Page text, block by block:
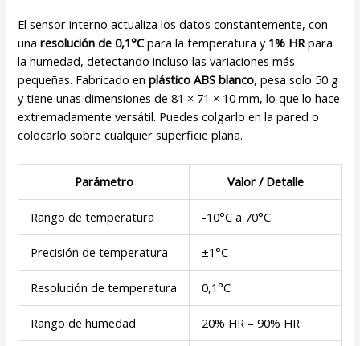
El sensor interno actualiza los datos constantemente, con
unaresolución de 0,1°Cpara la temperatura y 1% HRpara
la humedad, detectando incluso las variaciones más
pequeñas. Fabricado enplástico ABS blanco, pesa solo 50 g
y tiene unas dimensiones de 81 × 71 × 10 mm, lo que lo hace
extremadamente versátil. Puedes colgarlo en la pared o
colocarlo sobre cualquier superficie plana.
Parámetro Valor / Detalle
Rango de temperatura -10°C a 70°C
Precisión de temperatura ±1°C
Resolución de temperatura 0,1°C
Rango de humedad 20% HR – 90% HR